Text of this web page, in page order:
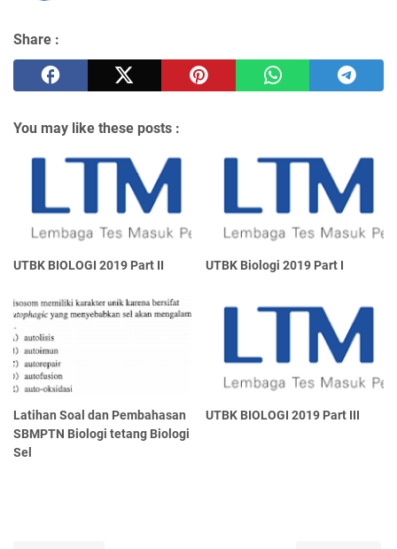
Share :
You may like these posts :
UTBK BIOLOGI 2019 Part II UTBK Biologi 2019 Part I
Latihan Soal dan Pembahasan
SBMPTN Biologi tetang Biologi
Sel
UTBK BIOLOGI 2019 Part III